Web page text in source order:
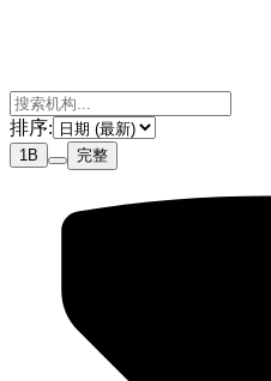
排序:
1B 完整